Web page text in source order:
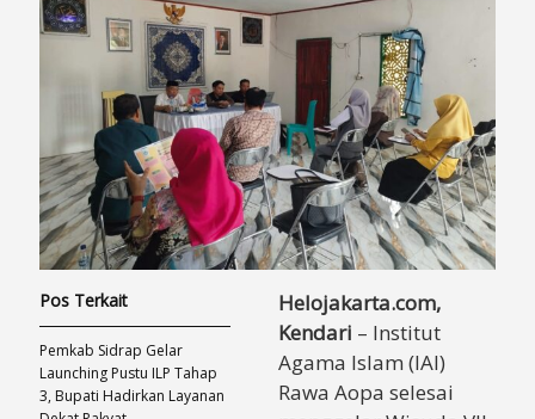
Helojakarta.com,
Kendari – Institut
Agama Islam (IAI)
Rawa Aopa selesai
Pos Terkait
Pemkab Sidrap Gelar
Launching Pustu ILP Tahap
3, Bupati Hadirkan Layanan